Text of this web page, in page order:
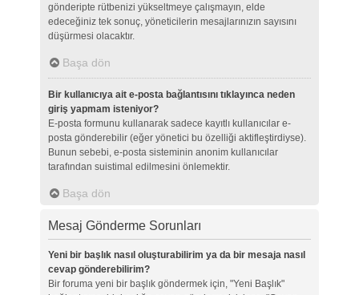
gönderipte rütbenizi yükseltmeye çalışmayın, elde
edeceğiniz tek sonuç, yöneticilerin mesajlarınızın sayısını
düşürmesi olacaktır.
Başa dön
Bir kullanıcıya ait e-posta bağlantısını tıklayınca neden
giriş yapmam isteniyor?
E-posta formunu kullanarak sadece kayıtlı kullanıcılar e-
posta gönderebilir (eğer yönetici bu özelliği aktifleştirdiyse).
Bunun sebebi, e-posta sisteminin anonim kullanıcılar
tarafından suistimal edilmesini önlemektir.
Başa dön
Mesaj Gönderme Sorunları
Yeni bir başlık nasıl oluşturabilirim ya da bir mesaja nasıl
cevap gönderebilirim?
Bir foruma yeni bir başlık göndermek için, "Yeni Başlık"